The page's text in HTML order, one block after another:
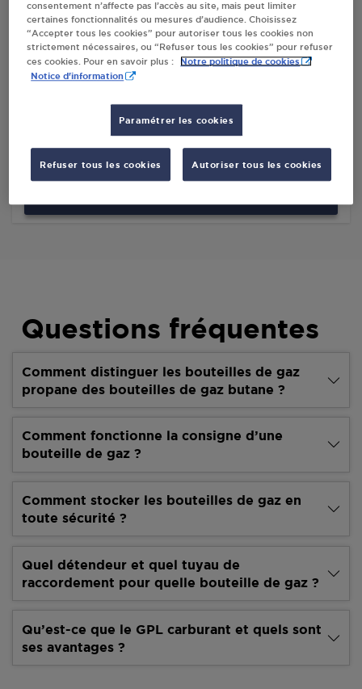
113 AVENUE DE LA BURLIERE
84220
ROUSSILLON
S'Y RENDRE
PROXI SCLH ROUSSILLON
Questions fréquentes
Comment distinguer les bouteilles de gaz
propane des bouteilles de gaz butane ?
Comment fonctionne la consigne d’une
bouteille de gaz ?
Comment stocker les bouteilles de gaz en
toute sécurité ?
Quel détendeur et quel tuyau de
raccordement pour quelle bouteille de gaz ?
Qu’est-ce que le GPL carburant et quels sont
ses avantages ?
consentement n’affecte pas l’accès au site, mais peut limiter
certaines fonctionnalités ou mesures d’audience. Choisissez
“Accepter tous les cookies” pour autoriser tous les cookies non
strictement nécessaires, ou “Refuser tous les cookies” pour refuser
ces cookies. Pour en savoir plus :
Notre politique de cookies
Notice d'information
Paramétrer les cookies
Refuser tous les cookies Autoriser tous les cookies